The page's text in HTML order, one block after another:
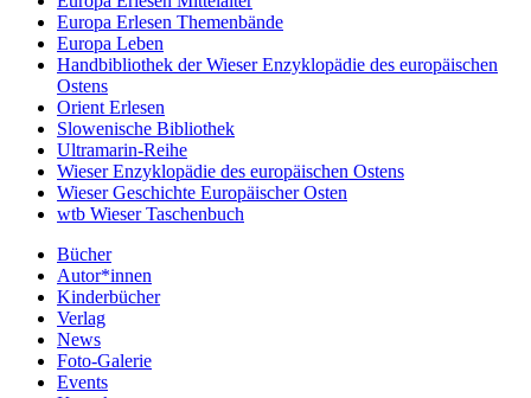
Europa Erlesen Themenbände
Europa Leben
Handbibliothek der Wieser Enzyklopädie des europäischen
Ostens
Orient Erlesen
Slowenische Bibliothek
Ultramarin-Reihe
Wieser Enzyklopädie des europäischen Ostens
Wieser Geschichte Europäischer Osten
wtb Wieser Taschenbuch
Bücher
Autor*innen
Kinderbücher
Verlag
News
Foto-Galerie
Events